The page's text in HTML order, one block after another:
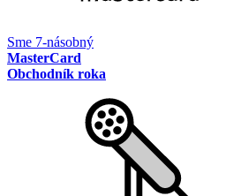
Sme 7-násobný
MasterCard
Obchodník roka